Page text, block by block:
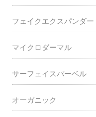
フェイクエクスパンダー
マイクロダーマル
サーフェイスバーベル
オーガニック